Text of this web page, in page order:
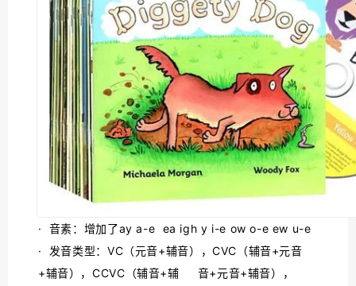
· 音素：增加了ay a-e ea igh y i-e ow o-e ew u-e
· 发音类型：VC（元音+辅音），CVC（辅音+元音
+辅音），CCVC（辅音+辅 音+元音+辅音），